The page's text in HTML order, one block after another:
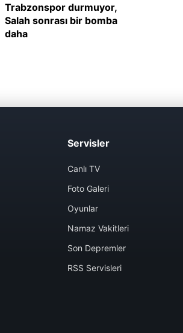
Servisler
Canlı TV
Foto Galeri
Oyunlar
Namaz Vakitleri
Son Depremler
RSS Servisleri